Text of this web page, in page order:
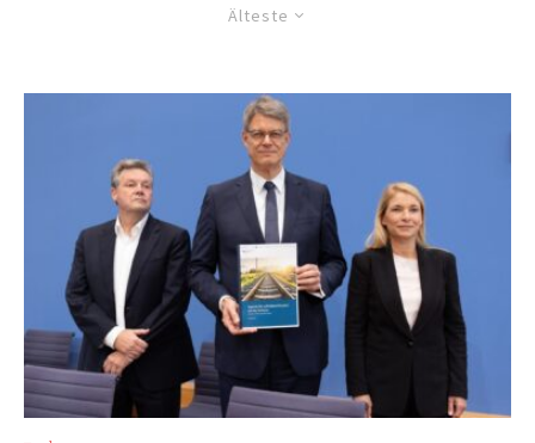
Älteste